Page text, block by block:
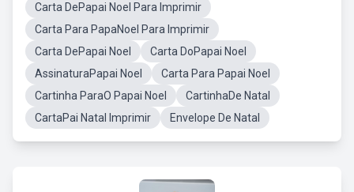
Carta DePapai Noel Para Imprimir
Carta Para PapaNoel Para Imprimir
Carta DePapai Noel
Carta DoPapai Noel
AssinaturaPapai Noel
Carta Para Papai Noel
Cartinha ParaO Papai Noel
CartinhaDe Natal
CartaPai Natal Imprimir
Envelope De Natal